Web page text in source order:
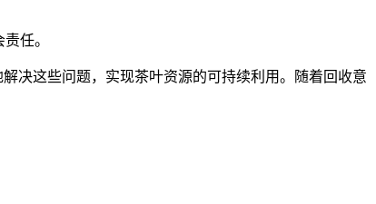
任。
决这些问题，实现茶叶资源的可持续利用。随着回收意